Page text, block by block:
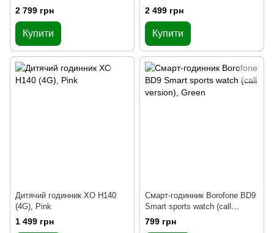
2 799 грн
Купити
2 499 грн
Купити
Дитячий годинник XO H140
(4G), Pink
1 499 грн
Смарт-годинник Borofone BD9
Smart sports watch (call
version), Green
799 грн